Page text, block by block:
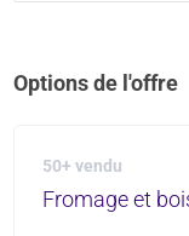
Options de l'offre
50+ vendu
Fromage et